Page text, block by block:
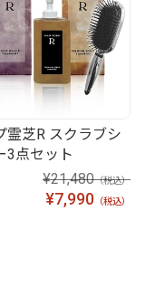
霊芝R スクラブシ
3点セット
¥21,480（税込）
¥7,990 （税込）